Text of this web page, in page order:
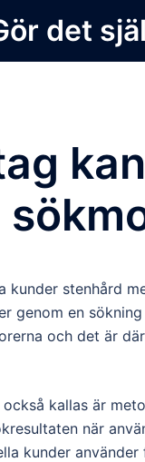
det
kunder stenhård
genom en
och det är
kallas är
när
kunder